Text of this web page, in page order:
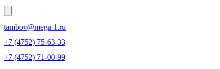
tambov@mega-1.ru
+7 (4752) 75-63-33
+7 (4752) 71-00-99